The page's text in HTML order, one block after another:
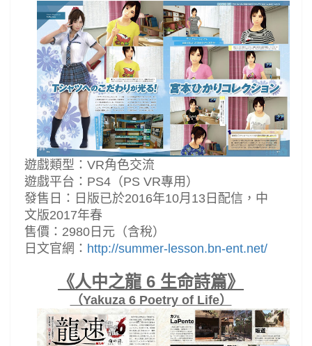
遊戲類型：VR角色交流
遊戲平台：PS4（PS VR專用）
發售日：日版已於2016年10月13日配信，中
文版2017年春
售價：2980日元（含稅）
日文官網： http://summer-lesson.bn-ent.net/
《人中之龍 6 生命詩篇》
（Yakuza 6 Poetry of Life）